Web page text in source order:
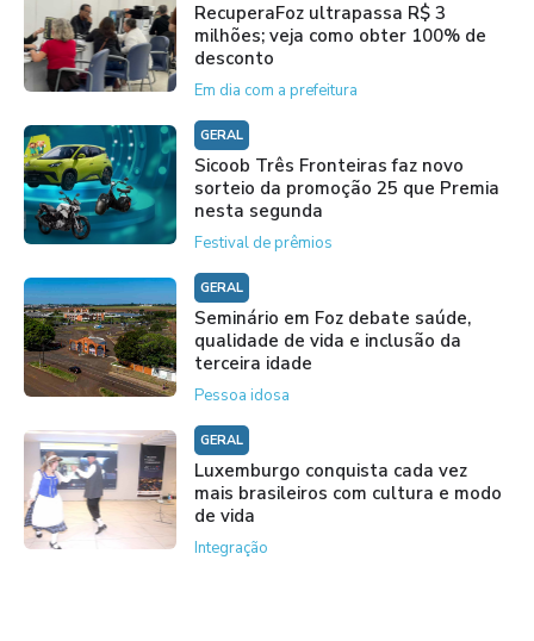
RecuperaFoz ultrapassa R$ 3
milhões; veja como obter 100% de
desconto
Em dia com a prefeitura
GERAL
Sicoob Três Fronteiras faz novo
sorteio da promoção 25 que Premia
nesta segunda
Festival de prêmios
GERAL
Seminário em Foz debate saúde,
qualidade de vida e inclusão da
terceira idade
Pessoa idosa
GERAL
Luxemburgo conquista cada vez
mais brasileiros com cultura e modo
de vida
Integração